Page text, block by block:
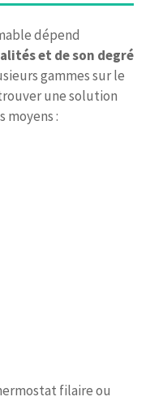
dépend
et de son degré
gammes sur le
une solution
moyens :
filaire ou